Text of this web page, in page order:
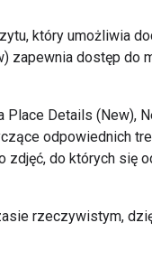
który umożliwia
zapewnia dostęp do
Details (New),
odpowiednich
do których się
rzeczywistym,